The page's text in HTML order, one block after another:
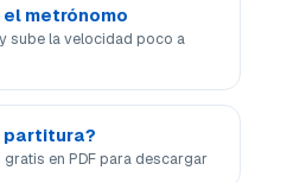
metrónomo
sube la velocidad poco a
partitura?
en PDF para descargar